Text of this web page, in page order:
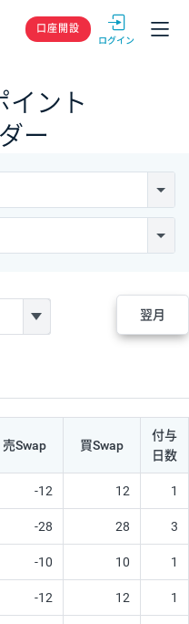
GMOクリック
口座開設
イント
ー
翌月
売Swap 買Swap
付与
日数
-12 12 1
-28 28 3
-10 10 1
-12 12 1